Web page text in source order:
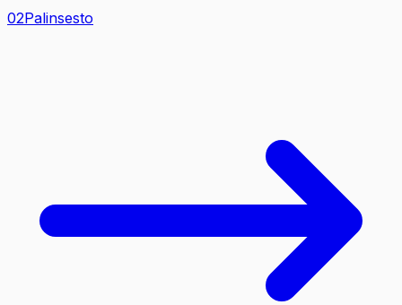
02Palinsesto